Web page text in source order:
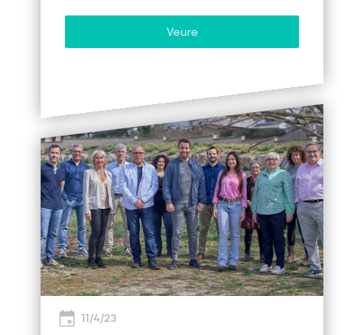
Veure
11/4/23